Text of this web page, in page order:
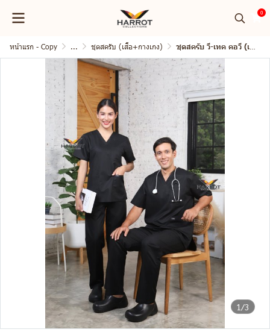
0
หน้าแรก - Copy ... ชุดสครับ (เสื้อ+กางเกง) ชุดสครับ วี-เทค คอวี (เสื้อ+กางเกง)
1/3